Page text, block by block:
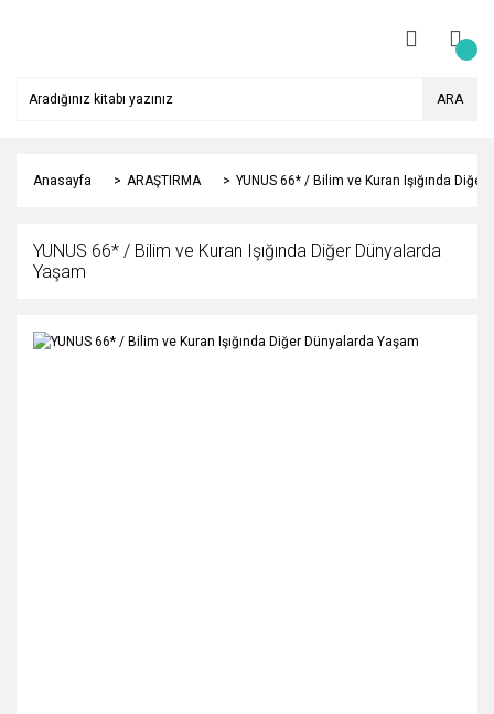
ARA
Anasayfa ARAŞTIRMA YUNUS 66* / Bilim ve Kuran Işığında
YUNUS 66* / Bilim ve Kuran Işığında Diğer Dünyalarda
Yaşam